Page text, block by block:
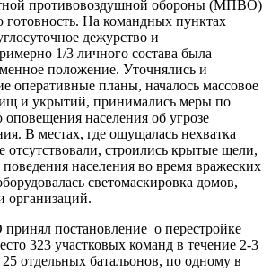
противовоздушной обороны (МПВО)
На командных пунктах
дежурство и
1/3 личного состава была
положение. Уточнялись и
оперативные планы, началось массовое
и укрытий, принимались меры по
населения об угрозе
В местах, где ощущалась нехватка
строились крытые щели,
населения во время вражеских
светомаскировка домов,
организаций.
постановление о перестройке
323 участковых команд в течение 2-3
отдельных батальонов, по одному в